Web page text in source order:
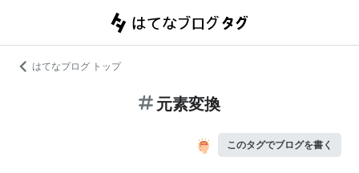
はてなブログ トップ
元素変換
このタグでブログを書く